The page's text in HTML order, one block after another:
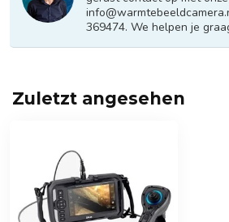
369474. We helpen je
Zuletzt angesehen